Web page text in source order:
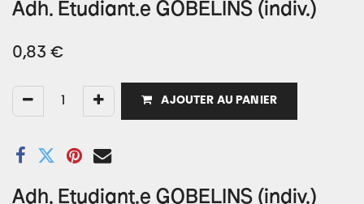
Adh. Etudiant.e GOBELINS (indiv.)
0,83 €
AJOUTER AU PANIER
Adh. Etudiant.e GOBELINS (indiv.)